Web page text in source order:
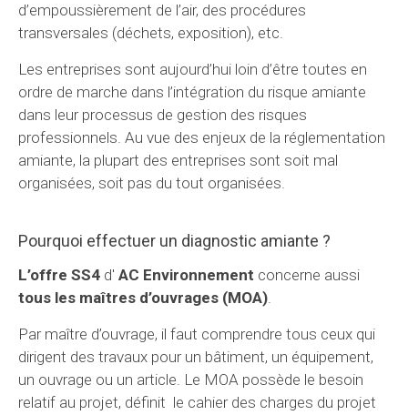
d’empoussièrement de l’air, des procédures
transversales (déchets, exposition), etc.
Les entreprises sont aujourd’hui loin d’être toutes en
ordre de marche dans l’intégration du risque amiante
dans leur processus de gestion des risques
professionnels. Au vue des enjeux de la réglementation
amiante, la plupart des entreprises sont soit mal
organisées, soit pas du tout organisées.
Pourquoi effectuer un diagnostic amiante ?
L’offre SS4 d' AC Environnement concerne aussi
tous les maîtres d’ouvrages (MOA).
Par maître d’ouvrage, il faut comprendre tous ceux qui
dirigent des travaux pour un bâtiment, un équipement,
un ouvrage ou un article. Le MOA possède le besoin
relatif au projet, définit le cahier des charges du projet